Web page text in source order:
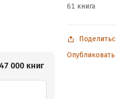
000 книг
61 книга